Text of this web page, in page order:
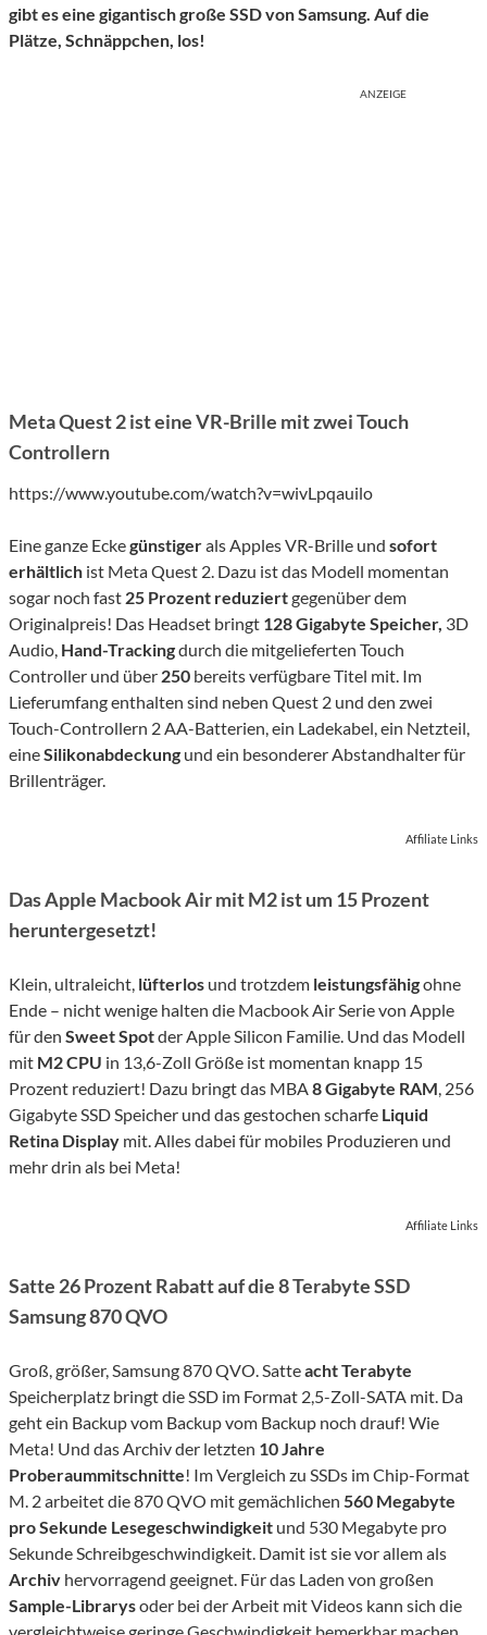
gibt es eine gigantisch große SSD von Samsung. Auf die
Plätze, Schnäppchen, los!
ANZEIGE
Meta Quest 2 ist eine VR-Brille mit zwei Touch
Controllern
https://www.youtube.com/watch?v=wivLpqauilo
Eine ganze Eckegünstigerals Apples VR-Brille und sofort
erhältlich ist Meta Quest 2. Dazu ist das Modell momentan
sogar noch fast 25 Prozent reduziertgegenüber dem
Originalpreis! Das Headset bringt 128 Gigabyte Speicher, 3D
Audio, Hand-Trackingdurch die mitgelieferten Touch
Controller und über 250 bereits verfügbare Titel mit. Im
Lieferumfang enthalten sind neben Quest 2 und den zwei
Touch-Controllern 2 AA-Batterien, ein Ladekabel, ein Netzteil,
eineSilikonabdeckung und ein besonderer Abstandhalter für
Brillenträger.
Affiliate Links
Das Apple Macbook Air mit M2 ist um 15 Prozent
heruntergesetzt!
Klein, ultraleicht, lüfterlos und trotzdem leistungsfähigohne
Ende – nicht wenige halten die Macbook Air Serie von Apple
für den Sweet Spotder Apple Silicon Familie. Und das Modell
mit M2 CPU in 13,6-Zoll Größe ist momentan knapp 15
Prozent reduziert! Dazu bringt das MBA8 Gigabyte RAM, 256
Gigabyte SSD Speicher und das gestochen scharfe Liquid
Retina Display mit. Alles dabei für mobiles Produzieren und
mehr drin als bei Meta!
Affiliate Links
Satte 26 Prozent Rabatt auf die 8 Terabyte SSD
Samsung 870 QVO
Groß, größer, Samsung 870 QVO. Satteacht Terabyte
Speicherplatz bringt die SSD im Format 2,5-Zoll-SATA mit. Da
geht ein Backup vom Backup vom Backup noch drauf! Wie
Meta! Und das Archiv der letzten 10 Jahre
Proberaummitschnitte! Im Vergleich zu SSDs im Chip-Format
M. 2 arbeitet die 870 QVO mit gemächlichen 560 Megabyte
pro Sekunde Lesegeschwindigkeit und 530 Megabyte pro
Sekunde Schreibgeschwindigkeit. Damit ist sie vor allem als
Archiv hervorragend geeignet. Für das Laden von großen
Sample-Librarysoder bei der Arbeit mit Videos kann sich die